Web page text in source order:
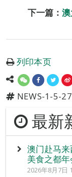
下一篇：
列印本页
NEWS-1-5-
最新
澳门赴马
美食之都年
2026年8月7日